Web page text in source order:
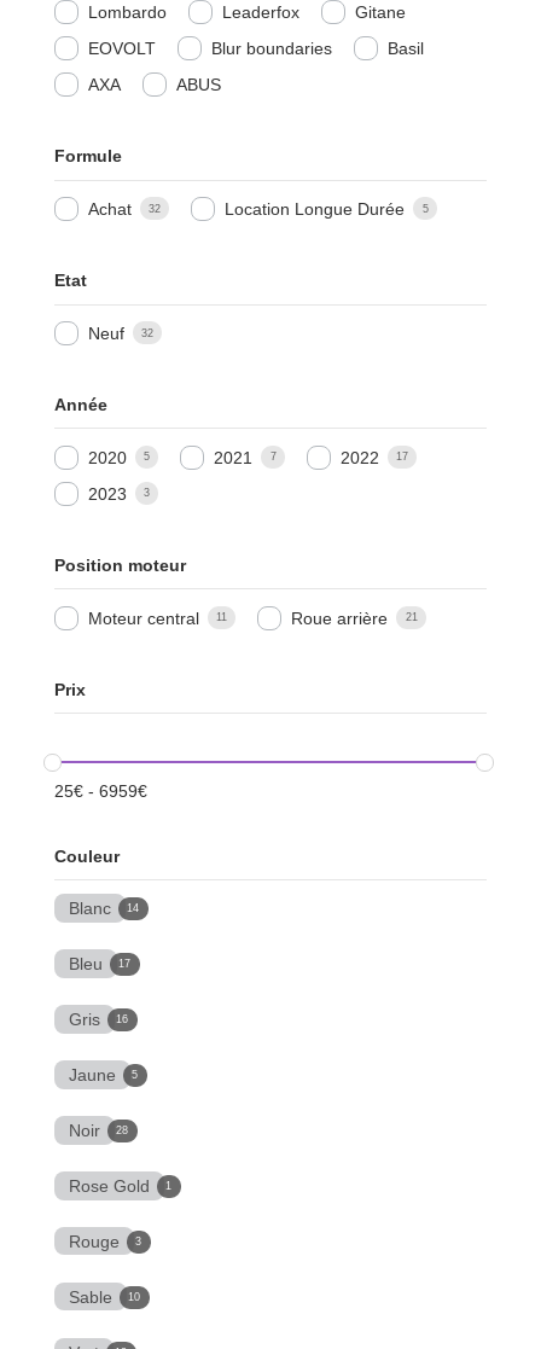
Lombardo
Leaderfox
Gitane
EOVOLT
Blur boundaries
Basil
AXA
ABUS
Formule
Achat 32 Location Longue Durée 5
Etat
Neuf 32
Année
2020 5 2021 7 2022 17
2023 3
Position moteur
Moteur central 11 Roue arrière 21
Prix
25€- 6959€
Couleur
Blanc 14
Bleu 17
Gris 16
Jaune 5
Noir 28
Rose Gold 1
Rouge 3
Sable 10